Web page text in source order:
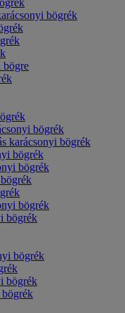
bögrék
bögre
bögrék
karácsonyi bögrék
bögrék
bögrék
bögrék
bögrék
bögrék
bögrék